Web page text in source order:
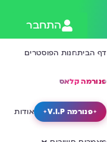
התחבר
דף הביתחנות הפוסטרים
פנורמה קלאס
פנורמה V.I.P אודות